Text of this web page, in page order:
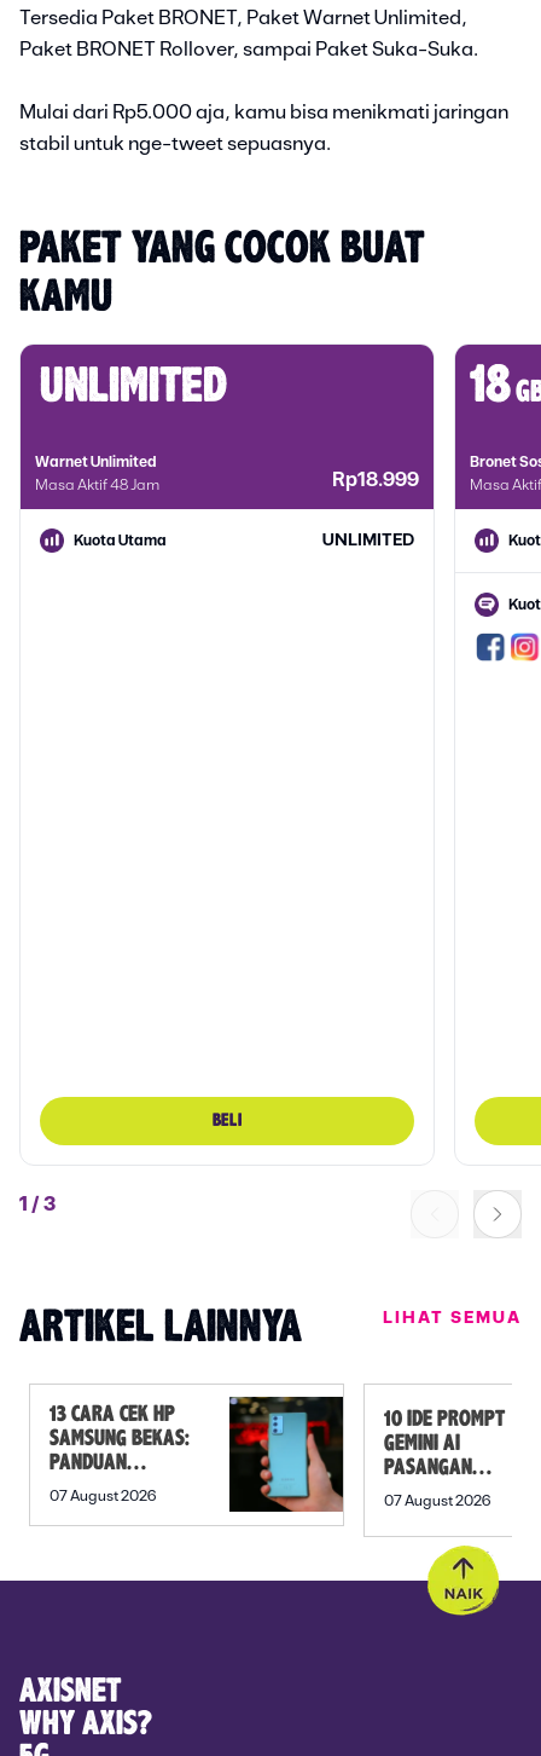
Tersedia Paket BRONET, Paket Warnet Unlimited,
Paket BRONET Rollover, sampai Paket Suka-Suka.
Mulai dari Rp5.000 aja, kamu bisa menikmati jaringan
stabil untuk nge-tweet sepuasnya.
PAKET YANG COCOK BUAT
KAMU
unlimited
Warnet Unlimited
Masa Aktif 48 Jam
Rp18.999
Kuota Utama UNLIMITED
BELI
18
Bronet
Masa
1 /3
ARTIKEL LAINNYA LIHAT SEMUA
13 CARA CEK HP
SAMSUNG BEKAS:
PANDUAN
SEBELUM
07 August 2026
10 IDE PROMPT
GEMINI AI
PASANGAN
PREWEDDING
07 August 2026
AXISNET
WHY AXIS?